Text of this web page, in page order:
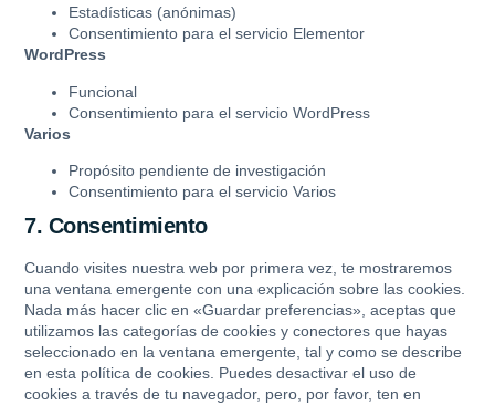
Estadísticas (anónimas)
Consentimiento para el servicio Elementor
WordPress
Funcional
Consentimiento para el servicio WordPress
Varios
Propósito pendiente de investigación
Consentimiento para el servicio Varios
7. Consentimiento
Cuando visites nuestra web por primera vez, te mostraremos
una ventana emergente con una explicación sobre las cookies.
Nada más hacer clic en «Guardar preferencias», aceptas que
utilizamos las categorías de cookies y conectores que hayas
seleccionado en la ventana emergente, tal y como se describe
en esta política de cookies. Puedes desactivar el uso de
cookies a través de tu navegador, pero, por favor, ten en